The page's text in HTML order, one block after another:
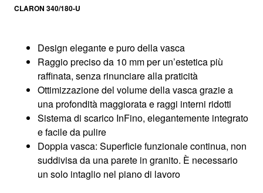
CLARON 340/180-U
Design elegante e puro della vasca
Raggio preciso da 10 mm per un’estetica più
raffinata, senza rinunciare alla praticità
Ottimizzazione del volume della vasca grazie a
una profondità maggiorata e raggi interni ridotti
Sistema di scarico InFino, elegantemente integrato
e facile da pulire
Doppia vasca: Superficie funzionale continua, non
suddivisa da una parete in granito. È necessario
un solo intaglio nel piano di lavoro